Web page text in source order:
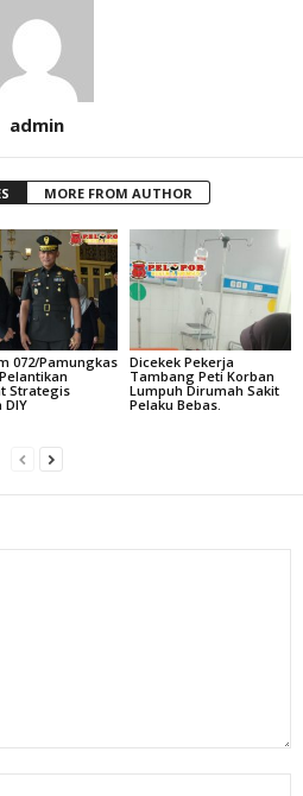
admin
MORE FROM AUTHOR
072/Pamungkas
Strategis
DIY
Dicekek Pekerja
Tambang Peti Korban
Lumpuh Dirumah Sakit
Pelaku Bebas.